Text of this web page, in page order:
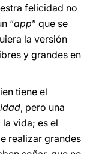
felicidad no
“app” que se
la versión
y grandes en
tiene el
, pero una
vida; es el
realizar grandes